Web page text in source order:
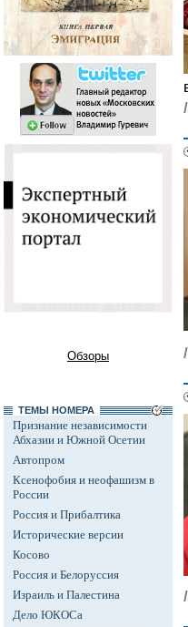
Обзоры
ТЕМЫ НОМЕРА
Признание независимости
Абхазии и Южной Осетии
Автопром
Ксенофобия и неофашизм в
России
Россия и Прибалтика
Исторические версии
Косово
Россия и Белоруссия
Израиль и Палестина
Дело ЮКОСа